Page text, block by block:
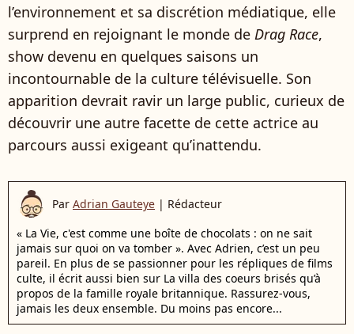
l’environnement et sa discrétion médiatique, elle
surprend en rejoignant le monde de Drag Race,
show devenu en quelques saisons un
incontournable de la culture télévisuelle. Son
apparition devrait ravir un large public, curieux de
découvrir une autre facette de cette actrice au
parcours aussi exigeant qu’inattendu.
Par Adrian Gauteye | Rédacteur
« La Vie, c'est comme une boîte de chocolats : on ne sait
jamais sur quoi on va tomber ». Avec Adrien, c’est un peu
pareil. En plus de se passionner pour les répliques de films
culte, il écrit aussi bien sur La villa des coeurs brisés qu’à
propos de la famille royale britannique. Rassurez-vous,
jamais les deux ensemble. Du moins pas encore...